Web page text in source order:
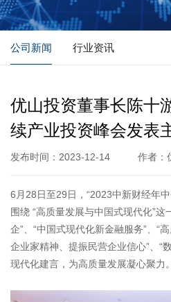
公司新闻 行业资讯
优山投资董事长陈十
续产业投资峰会发表
发布时间：2023-12-14 作者：
6月28日至29日，“2023中新财经年
围绕 “高质量发展与中国式现代化”这
企”、“中国式现代化新金融服务”、“
企业家精神、提振民营企业信心”、“
现代化建言，为高质量发展凝心聚力。